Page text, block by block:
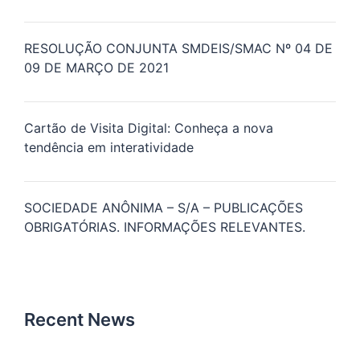
RESOLUÇÃO CONJUNTA SMDEIS/SMAC Nº 04 DE
09 DE MARÇO DE 2021
Cartão de Visita Digital: Conheça a nova
tendência em interatividade
SOCIEDADE ANÔNIMA – S/A – PUBLICAÇÕES
OBRIGATÓRIAS. INFORMAÇÕES RELEVANTES.
Recent News